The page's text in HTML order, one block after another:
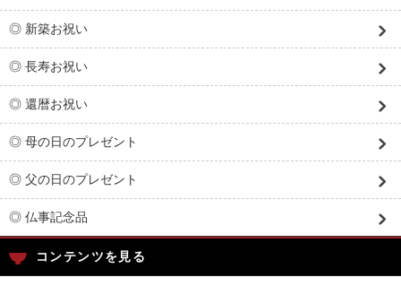
◎ 新築お祝い
◎ 長寿お祝い
◎ 還暦お祝い
◎ 母の日のプレゼント
◎ 父の日のプレゼント
◎ 仏事記念品
コンテンツを見る